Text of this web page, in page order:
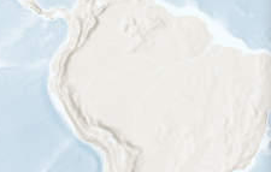
Rango de invierno
Rango a lo largo del año